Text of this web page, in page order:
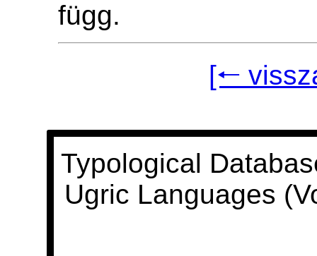
függ.
[🠐
Typological
Ugric Languages